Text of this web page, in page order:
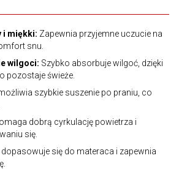
i miękki: Zapewnia przyjemne uczucie na
snu.
wilgoci: Szybko absorbuje wilgoć, dzięki
pozostaje świeże.
szybkie suszenie po praniu, co
dobrą cyrkulację powietrza i
się.
dopasowuje się do materaca i zapewnia